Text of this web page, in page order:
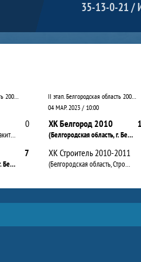
35-13-0-21 /
II этап. Белгородская область 20010 – 2011 (средняя группа ). Дивизион А
(Белгородская область, Ракитное п.)
0
(Белгородская область, г. Белгород)
7
II этап. Белгородская область 20010 – 2011 (средняя группа ). Дивизион А
04 МАР. 2023 / 10:00
ХК Белгород 2010
(Белгородская область, г. Белгород)
ХК Строитель 2010-2011
(Белгородская область, Строитель г.)